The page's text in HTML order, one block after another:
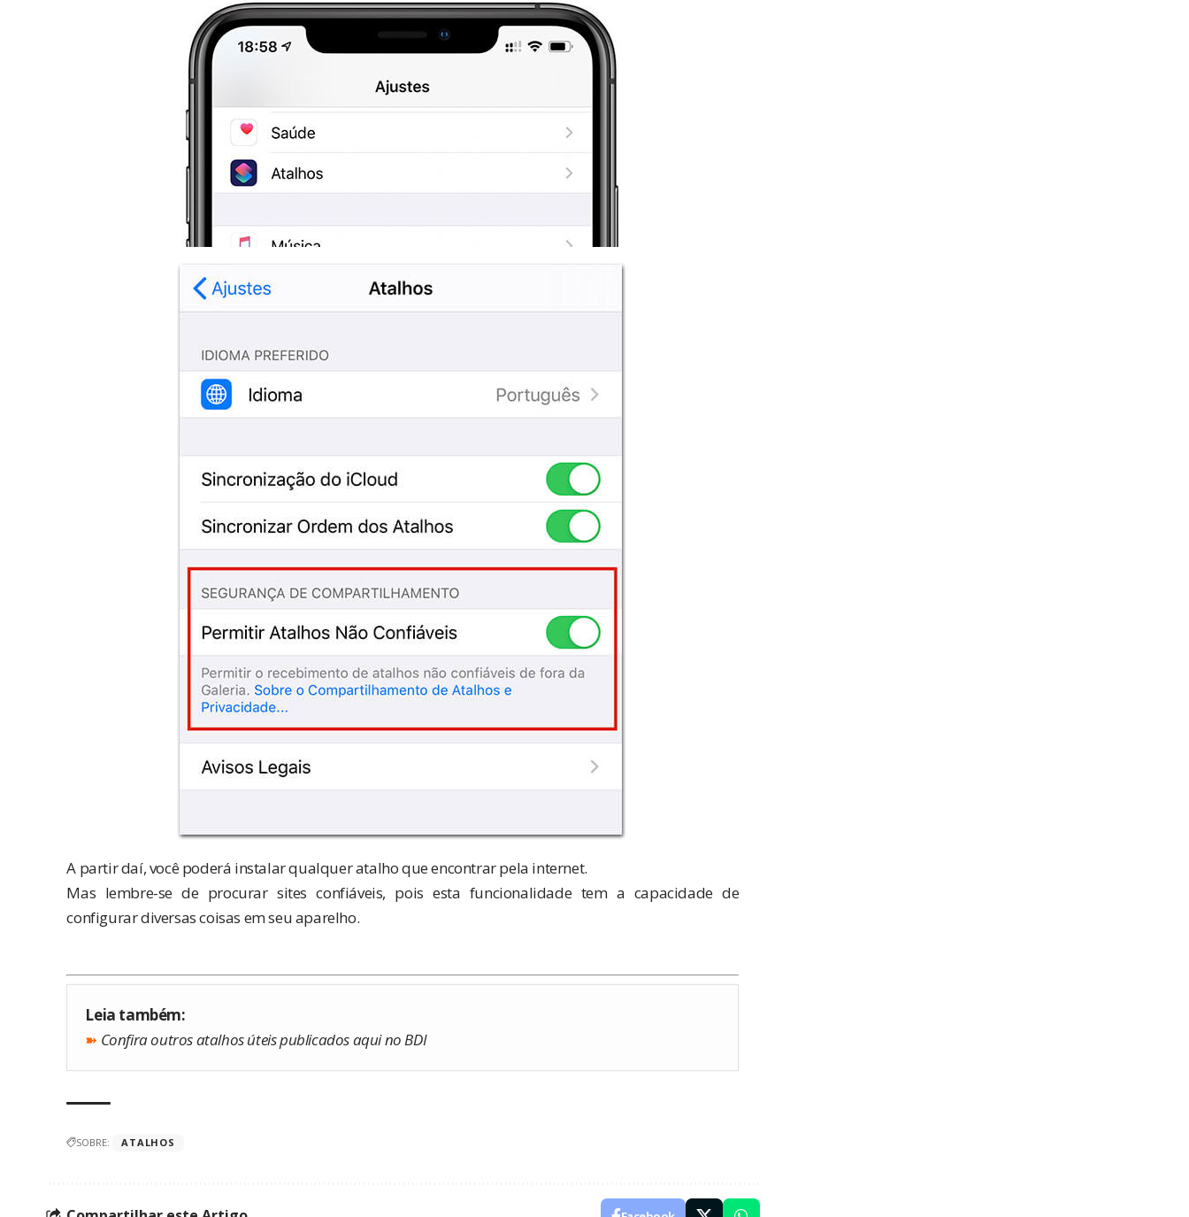
A partir daí, você poderá instalar qualquer atalho que encontrar pela internet.
Mas lembre-se de procurar sites confiáveis, pois esta funcionalidade tem a capacidade de
configurar diversas coisas em seu aparelho.
Leia também:
➽ Confira outros atalhos úteis publicados aqui no BDI
SOBRE: ATALHOS